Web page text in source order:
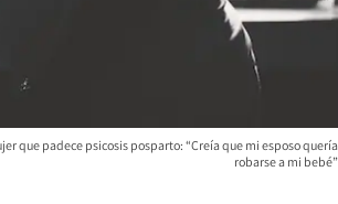
que padece psicosis posparto: “Creía que mi esposo quería
robarse a mi bebé”